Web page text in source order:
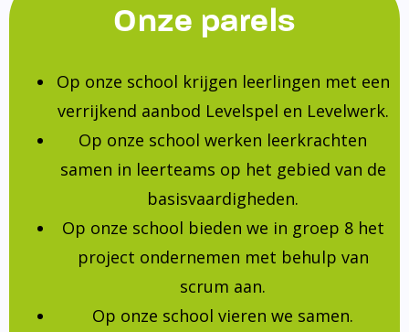
Onze parels
Op onze school krijgen leerlingen met een
verrijkend aanbod Levelspel en Levelwerk.
Op onze school werken leerkrachten
samen in leerteams op het gebied van de
basisvaardigheden.
Op onze school bieden we in groep 8 het
project ondernemen met behulp van
scrum aan.
Op onze school vieren we samen.